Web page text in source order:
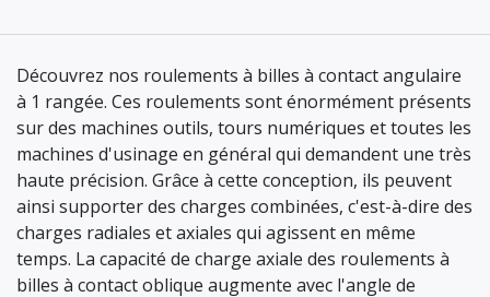
Découvrez nos roulements à billes à contact angulaire
à 1 rangée. Ces roulements sont énormément présents
sur des machines outils, tours numériques et toutes les
machines d'usinage en général qui demandent une très
haute précision. Grâce à cette conception, ils peuvent
ainsi supporter des charges combinées, c'est-à-dire des
charges radiales et axiales qui agissent en même
temps. La capacité de charge axiale des roulements à
billes à contact oblique augmente avec l'angle de